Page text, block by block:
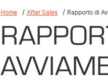
Home After Sales Rapporto di